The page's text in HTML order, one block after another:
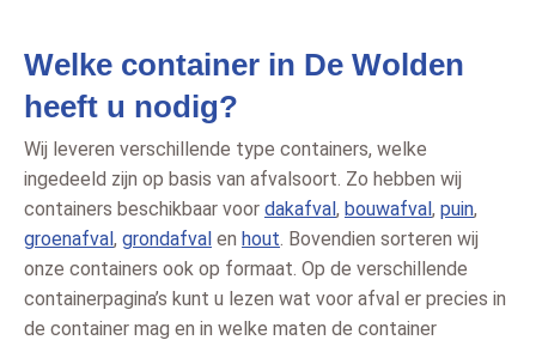
Welke container in De Wolden
heeft u nodig?
Wij leveren verschillende type containers, welke
ingedeeld zijn op basis van afvalsoort. Zo hebben wij
containers beschikbaar voor dakafval , bouwafval , puin,
groenafval , grondafval en hout. Bovendien sorteren wij
onze containers ook op formaat. Op de verschillende
containerpagina’s kunt u lezen wat voor afval er precies in
de container mag en in welke maten de container